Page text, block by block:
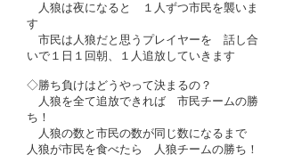
人狼は夜になると １人ずつ市民を襲いま
す
市民は人狼だと思うプレイヤーを 話し合
いで１日１回朝、１人追放していきます
◇勝ち負けはどうやって決まるの？
人狼を全て追放できれば 市民チームの勝
ち！
人狼の数と市民の数が同じ数になるまで
人狼が市民を食べたら 人狼チームの勝ち！